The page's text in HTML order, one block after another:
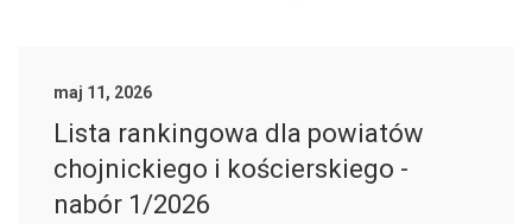
maj 11, 2026
Lista rankingowa dla powiatów
chojnickiego i kościerskiego -
nabór 1/2026